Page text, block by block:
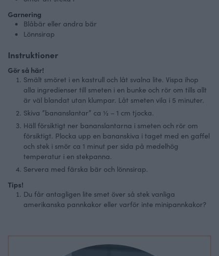
Garnering
Blåbär eller andra bär
Lönnsirap
Instruktioner
Gör så här!
Smält smöret i en kastrull och låt svalna lite. Vispa ihop
alla ingredienser till smeten i en bunke och rör om tills allt
är väl blandat utan klumpar. Låt smeten vila i 5 minuter.
Skiva ”bananslantar” ca ½ – 1 cm tjocka.
Häll försiktigt ner bananslantarna i smeten och rör om
försiktigt. Plocka upp en bananskiva i taget med en gaffel
och stek i smör ca 1 minut per sida på medelhög
temperatur i en stekpanna.
Servera med färska bär och lönnsirap.
Tips!
Du får antagligen lite smet över så stek vanliga
amerikanska pannkakor eller varför inte minipannkakor?